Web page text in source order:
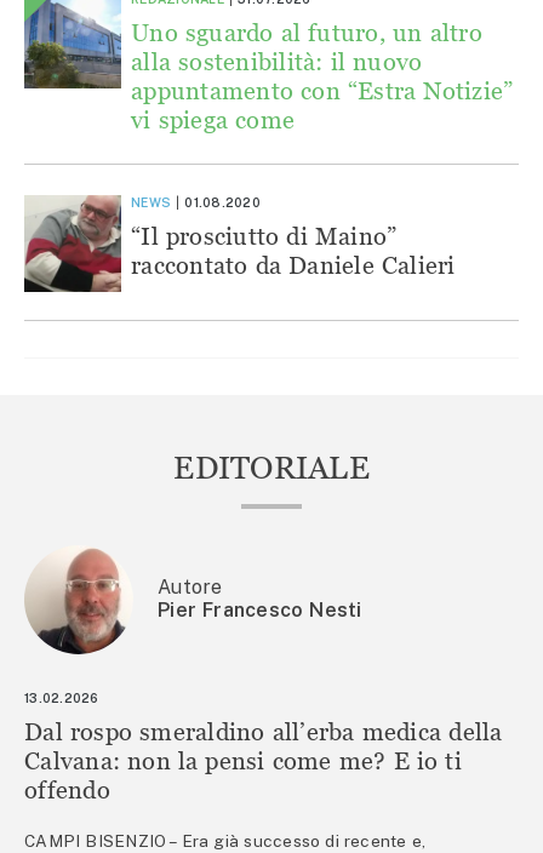
Uno sguardo al futuro, un altro
alla sostenibilità: il nuovo
appuntamento con “Estra Notizie”
vi spiega come
NEWS 01.08.2020
“Il prosciutto di Maino”
raccontato da Daniele Calieri
EDITORIALE
Autore
Pier Francesco Nesti
13.02.2026
Dal rospo smeraldino all’erba medica della
Calvana: non la pensi come me? E io ti
offendo
CAMPI BISENZIO – Era già successo di recente e,